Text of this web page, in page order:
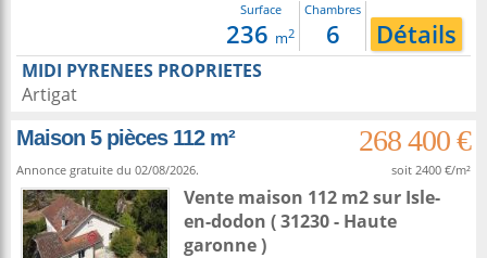
Surface
236 m2
Chambres
6 Détails
MIDI PYRENEES PROPRIETES
Artigat
Maison 5 pièces 112 m²
268 400 €
Annonce gratuite du 02/08/2026. soit 2400 €/m²
Vente maison 112 m2sur Isle-
en-dodon ( 31230 - Haute
garonne )